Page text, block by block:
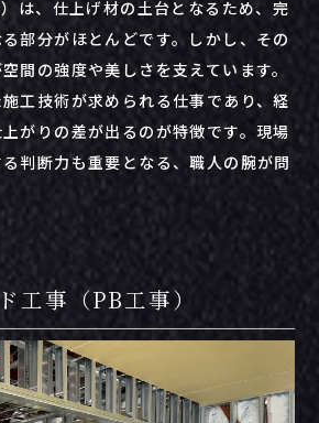
は、仕上げ材の土台となるため、完
部分がほとんどです。しかし、その
間の強度や美しさを支えています。
工技術が求められる仕事であり、経
がりの差が出るのが特徴です。現場
判断力も重要となる、職人の腕が問
工事（PB工事）